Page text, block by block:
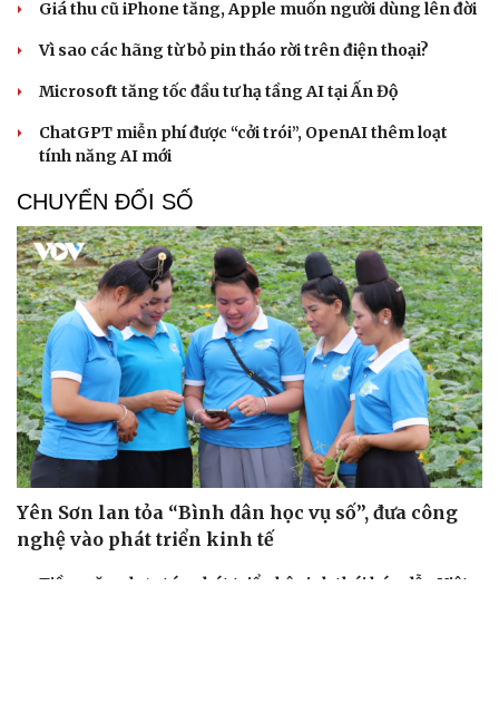
Giá thu cũ iPhone tăng, Apple muốn người dùng lên đời
Vì sao các hãng từ bỏ pin tháo rời trên điện thoại?
Microsoft tăng tốc đầu tư hạ tầng AI tại Ấn Độ
ChatGPT miễn phí được “cởi trói”, OpenAI thêm loạt
tính năng AI mới
CHUYỂN ĐỔI SỐ
Yên Sơn lan tỏa “Bình dân học vụ số”, đưa công
nghệ vào phát triển kinh tế
Tiềm năng hợp tác phát triển hệ sinh thái bán dẫn Việt